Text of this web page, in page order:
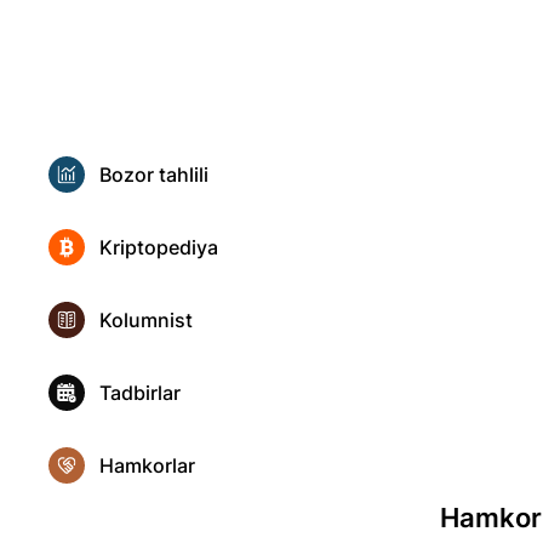
Kriptopediya
Hamkorlar
Kolumnist
Tadbirlar
Bozor tahlili